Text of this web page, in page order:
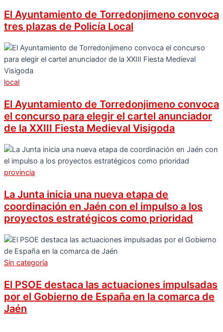
El Ayuntamiento de Torredonjimeno convoca
tres plazas de Policía Local
local
El Ayuntamiento de Torredonjimeno convoca
el concurso para elegir el cartel anunciador
de la XXIII Fiesta Medieval Visigoda
provincia
La Junta inicia una nueva etapa de
coordinación en Jaén con el impulso a los
proyectos estratégicos como prioridad
Sin categoría
El PSOE destaca las actuaciones impulsadas
por el Gobierno de España en la comarca de
Jaén